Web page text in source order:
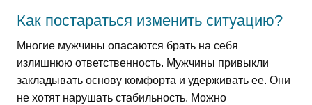
Как постараться изменить ситуацию?
Многие мужчины опасаются брать на себя
излишнюю ответственность. Мужчины привыкли
закладывать основу комфорта и удерживать ее. Они
не хотят нарушать стабильность. Можно